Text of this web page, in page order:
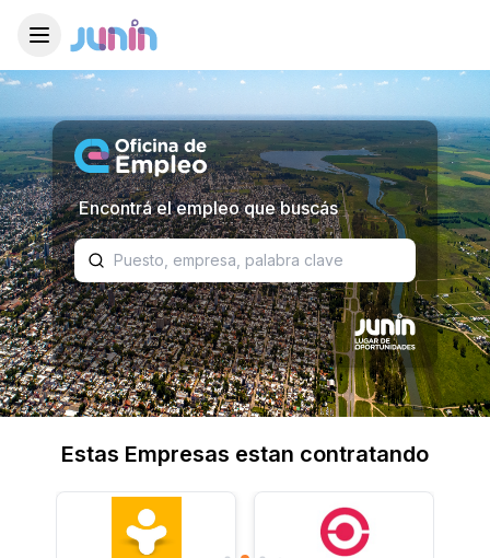
Toggle menu
Encontrá el empleo que buscás
Estas Empresas estan contratando